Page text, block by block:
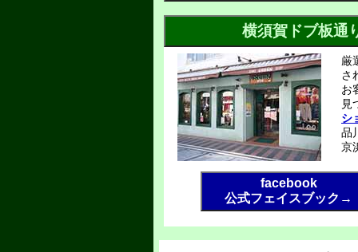
厳
さ
お
見
シ
品
京
facebook
公式フェイスブック→